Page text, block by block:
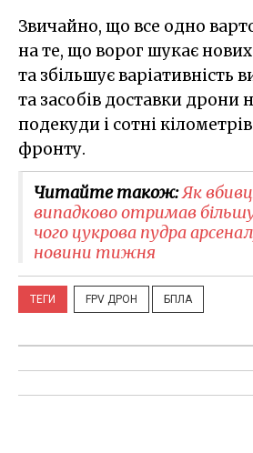
Звичайно, що все одно
на те, що ворог шукає
та збільшує варіативність
та засобів доставки дрони
подекуди і сотні кілометрів
фронту.
Читайте також:Як
випадково отримав
чого цукрова пудра
новини тижня
ТЕГИ FPV ДРОН БПЛА